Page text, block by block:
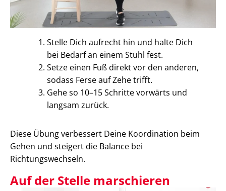
Stelle Dich aufrecht hin und halte Dich
bei Bedarf an einem Stuhl fest.
Setze einen Fuß direkt vor den anderen,
sodass Ferse auf Zehe trifft.
Gehe so 10–15 Schritte vorwärts und
langsam zurück.
Diese Übung verbessert Deine Koordination beim
Gehen und steigert die Balance bei
Richtungswechseln.
Auf der Stelle marschieren